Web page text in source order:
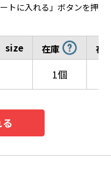
トに入れる」ボタンを押
size 在庫 在
1個